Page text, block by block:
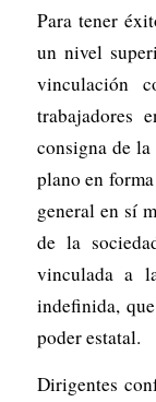
Para tener
un nivel
vinculación
trabajadores
consigna de
plano en
general en sí
de la
vinculada a
indefinida,
poder estatal.
Dirigentes